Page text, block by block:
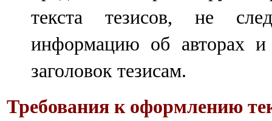
текста тезисов, не
информацию об авторах и
заголовок тезисам.
Требования к оформлению